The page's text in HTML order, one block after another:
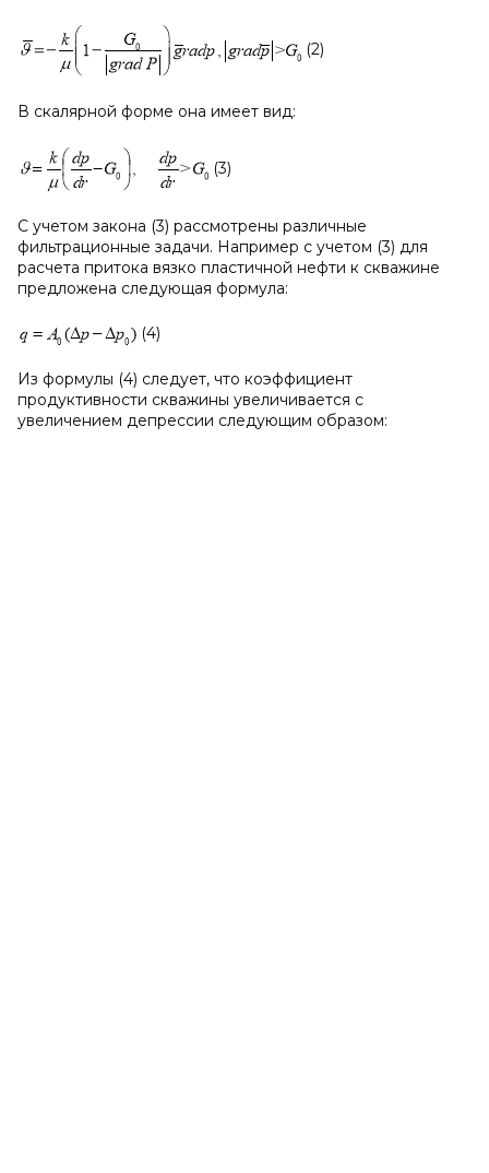
(2)
В скалярной форме она имеет вид:
(3)
С учетом закона (3) рассмотрены различные
фильтрационные задачи. Например с учетом (3) для
расчета притока вязко пластичной нефти к скважине
предложена следующая формула:
(4)
Из формулы (4) следует, что коэффициент
продуктивности скважины увеличивается с
увеличением депрессии следующим образом: